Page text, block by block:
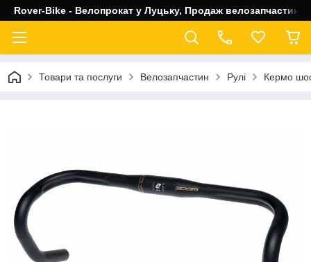
Rover-Bike - Велопрокат у Луцьку, Продаж велозапчастин,
Товари та послуги Велозапчастин Рулі Кермо